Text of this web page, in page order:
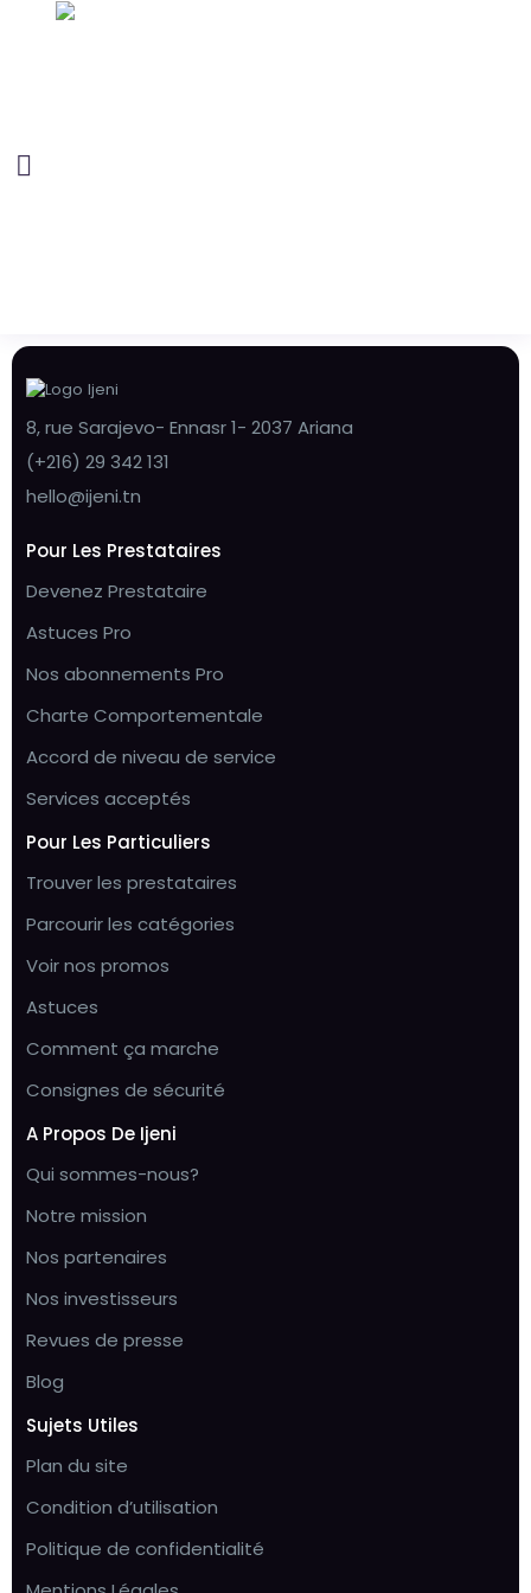
8, rue Sarajevo- Ennasr 1- 2037 Ariana
(+216) 29 342 131
hello@ijeni.tn
Pour Les Prestataires
Devenez Prestataire
Astuces Pro
Nos abonnements Pro
Charte Comportementale
Accord de niveau de service
Services acceptés
Pour Les Particuliers
Trouver les prestataires
Parcourir les catégories
Voir nos promos
Astuces
Comment ça marche
Consignes de sécurité
A Propos De Ijeni
Qui sommes-nous?
Notre mission
Nos partenaires
Nos investisseurs
Revues de presse
Blog
Sujets Utiles
Plan du site
Condition d’utilisation
Politique de confidentialité